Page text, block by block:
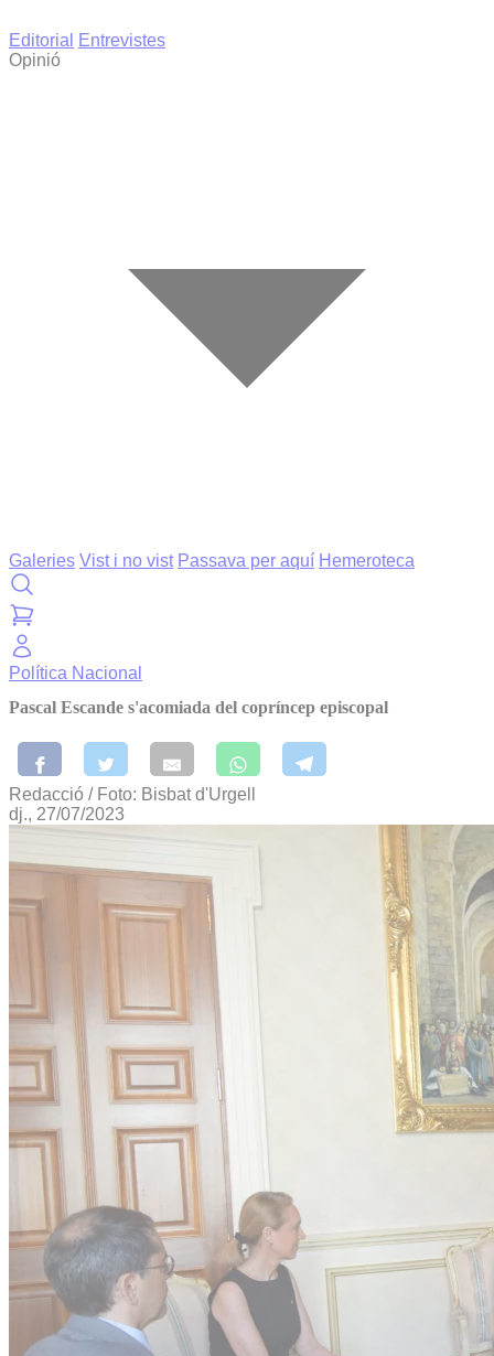
Editorial
Entrevistes
Opinió
Galeries Vist i no vist Passava per aquí Hemeroteca
Política Nacional
Pascal Escande s'acomiada del copríncep episcopal
Redacció / Foto: Bisbat d'Urgell
dj., 27/07/2023